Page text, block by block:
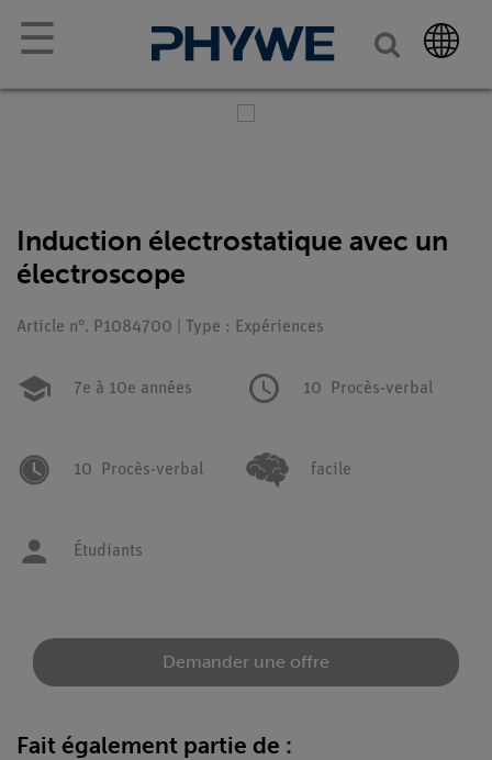
☰
Induction électrostatique avec un
électroscope
Article n°. P1084700 | Type : Expériences
7e à 10e années 10 Procès-verbal
10 Procès-verbal facile
Étudiants
Demander une offre
Fait également partie de :